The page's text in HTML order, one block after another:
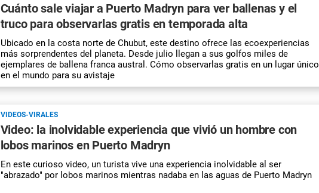
Cuánto sale viajar a Puerto Madryn para ver ballenas y el
truco para observarlas gratis en temporada alta
Ubicado en la costa norte de Chubut, este destino ofrece las ecoexperiencias
más sorprendentes del planeta. Desde julio llegan a sus golfos miles de
ejemplares de ballena franca austral. Cómo observarlas gratis en un lugar único
en el mundo para su avistaje
VIDEOS-VIRALES
Video: la inolvidable experiencia que vivió un hombre con
lobos marinos en Puerto Madryn
En este curioso video, un turista vive una experiencia inolvidable al ser
"abrazado" por lobos marinos mientras nadaba en las aguas de Puerto Madryn